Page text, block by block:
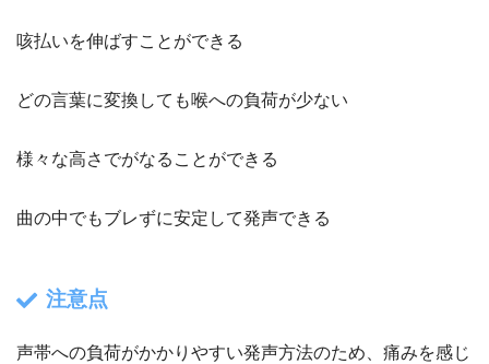
咳払いを伸ばすことができる
どの言葉に変換しても喉への負荷が少ない
様々な高さでがなることができる
曲の中でもブレずに安定して発声できる
注意点
声帯への負荷がかかりやすい発声方法のため、痛みを感じ